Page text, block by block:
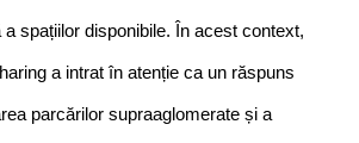
spațiilor disponibile. În acest context,
a intrat în atenție ca un răspuns
parcărilor supraaglomerate și a